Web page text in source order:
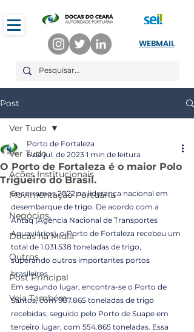
WEBMAIL
Post
Ver Tudo
Ações Institucionais
Movimentação Portuária
Negócios
Docas na Mídia
Outros
Post Principal
Veja Também
Ver Tudo
O Porto de Fortaleza é o maior Polo
Trigueiro do Brasil.
Porto de Fortaleza
6 de jul. de 2023 1 min de leitura
Encerramos 2022 na liderança nacional em
desembarque de trigo. De acordo com a
Antaq (Agência Nacional de Transportes
Aquaviários), o Porto de Fortaleza recebeu um
total de 1.031.538 toneladas de trigo,
superando outros importantes portos
brasileiros.
Em segundo lugar, encontra-se o Porto de
Santos, com 987.865 toneladas de trigo
recebidas, seguido pelo Porto de Suape em
terceiro lugar, com 554.865 toneladas. Essa